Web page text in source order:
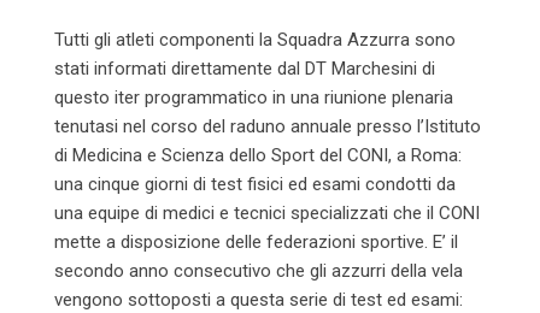
Tutti gli atleti componenti la Squadra Azzurra sono
stati informati direttamente dal DT Marchesini di
questo iter programmatico in una riunione plenaria
tenutasi nel corso del raduno annuale presso l’Istituto
di Medicina e Scienza dello Sport del CONI, a Roma:
una cinque giorni di test fisici ed esami condotti da
una equipe di medici e tecnici specializzati che il CONI
mette a disposizione delle federazioni sportive. E’ il
secondo anno consecutivo che gli azzurri della vela
vengono sottoposti a questa serie di test ed esami: